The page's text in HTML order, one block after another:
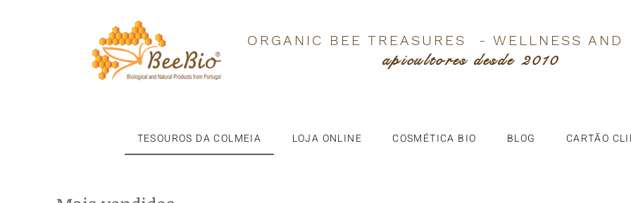
ORGANIC BEE TREASURES - WELLNESS AND
apicultores desde 2010
TESOUROS DA COLMEIA LOJA ONLINE COSMÉTICA BIO BLOG CARTÃO